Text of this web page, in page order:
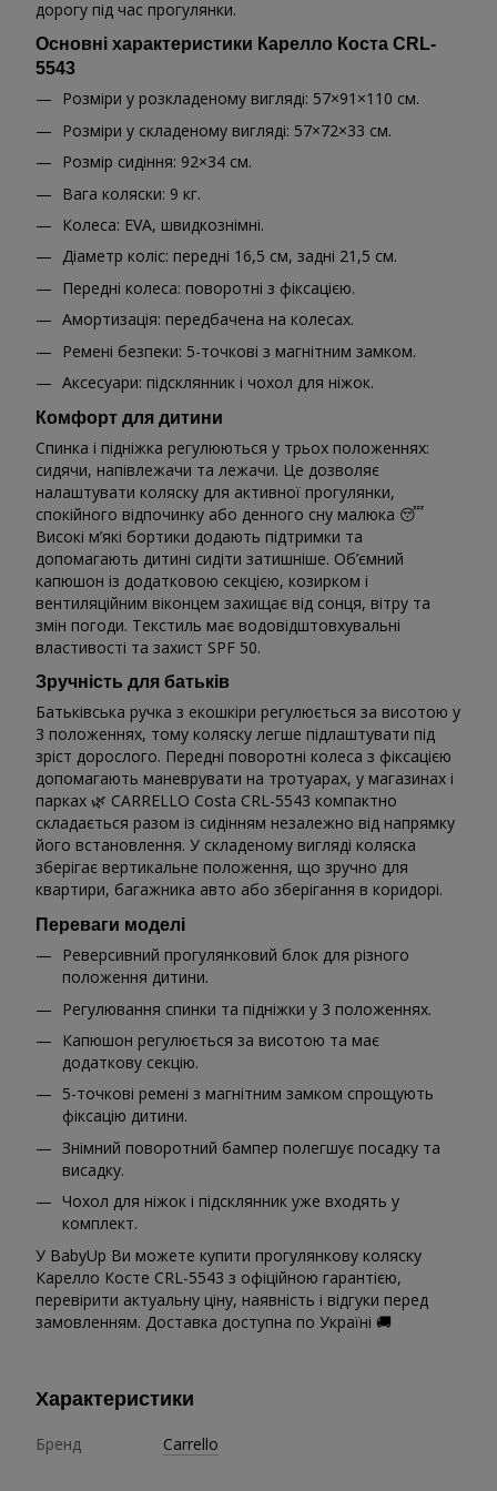
дорогу під час прогулянки.
Основні характеристики Карелло Коста CRL-
5543
Розміри у розкладеному вигляді: 57×91×110 см.
Розміри у складеному вигляді: 57×72×33 см.
Розмір сидіння: 92×34 см.
Вага коляски: 9 кг.
Колеса: EVA, швидкознімні.
Діаметр коліс: передні 16,5 см, задні 21,5 см.
Передні колеса: поворотні з фіксацією.
Амортизація: передбачена на колесах.
Ремені безпеки: 5-точкові з магнітним замком.
Аксесуари: підсклянник і чохол для ніжок.
Комфорт для дитини
Спинка і підніжка регулюються у трьох положеннях:
сидячи, напівлежачи та лежачи. Це дозволяє
налаштувати коляску для активної прогулянки,
спокійного відпочинку або денного сну малюка 😴
Високі м’які бортики додають підтримки та
допомагають дитині сидіти затишніше. Об’ємний
капюшон із додатковою секцією, козирком і
вентиляційним віконцем захищає від сонця, вітру та
змін погоди. Текстиль має водовідштовхувальні
властивості та захист SPF 50.
Зручність для батьків
Батьківська ручка з екошкіри регулюється за висотою у
3 положеннях, тому коляску легше підлаштувати під
зріст дорослого. Передні поворотні колеса з фіксацією
допомагають маневрувати на тротуарах, у магазинах і
парках 🌿 CARRELLO Costa CRL-5543 компактно
складається разом із сидінням незалежно від напрямку
його встановлення. У складеному вигляді коляска
зберігає вертикальне положення, що зручно для
квартири, багажника авто або зберігання в коридорі.
Переваги моделі
Реверсивний прогулянковий блок для різного
положення дитини.
Регулювання спинки та підніжки у 3 положеннях.
Капюшон регулюється за висотою та має
додаткову секцію.
5-точкові ремені з магнітним замком спрощують
фіксацію дитини.
Знімний поворотний бампер полегшує посадку та
висадку.
Чохол для ніжок і підсклянник уже входять у
комплект.
У BabyUp Ви можете купити прогулянкову коляску
Карелло Косте CRL-5543 з офіційною гарантією,
перевірити актуальну ціну, наявність і відгуки перед
замовленням. Доставка доступна по Україні 🚚
Характеристики
Бренд Carrello